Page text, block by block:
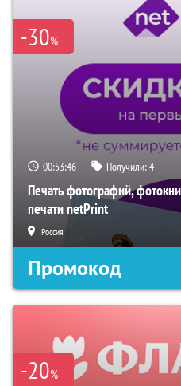
-30%
00:53:45 Получили:4
Печать фотографий,
печати netPrint
Россия
Промокод
-20%